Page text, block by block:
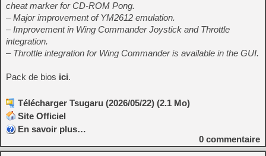
cheat marker for CD-ROM Pong.
– Major improvement of YM2612 emulation.
– Improvement in Wing Commander Joystick and Throttle
integration.
– Throttle integration for Wing Commander is available in the GUI.
Pack de bios ici.
Télécharger Tsugaru (2026/05/22) (2.1 Mo)
Site Officiel
En savoir plus…
0 commentaire